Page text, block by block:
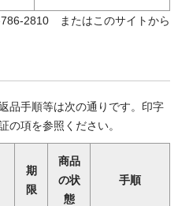
2810 またはこのサイトから
品手順等は次の通りです。印字
の項を参照ください。
期
限
商品
の状
態
手順